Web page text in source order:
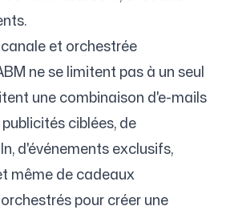
et orchestrée
ne se limitent pas à un seul
une combinaison d'e-mails
ciblées, de
d'événements exclusifs,
même de cadeaux
pour créer une